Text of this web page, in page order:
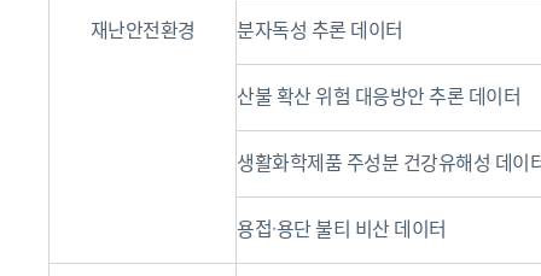
재난안전환경 분자독성 추론 데이터
산불 확산 위험 대응방안 추론 데이터
생활화학제품 주성분 건강유해성 데이
용접·용단 불티 비산 데이터